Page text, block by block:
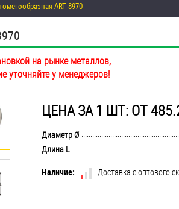
ART 8970
на рынке металлов,
уточняйте у менеджеров!
ЦЕНА ЗА 1 ШТ: ОТ
Диаметр Ø
Длина L
Наличие:
Доставка с оптового